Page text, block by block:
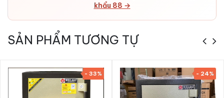
- Hệ thống báo động + cảm biến rung lắc - bảo vệ tài sản
24/7.
- Phân phối chính hãng bởi KS88 - bảo hành online 24t, ship
24h HN & HCM, COD toàn quốc.
hiện hàng giả.
khẩu 88 →
SẢN PHẨM TƯƠNG TỰ
- 33% - 24%